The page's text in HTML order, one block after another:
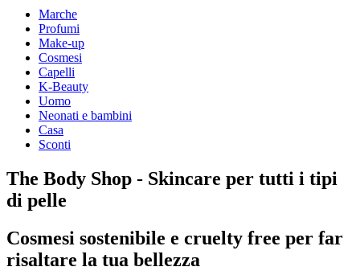
Marche
Profumi
Make-up
Cosmesi
Capelli
K-Beauty
Uomo
Neonati e bambini
Casa
Sconti
The Body Shop - Skincare per tutti i tipi
di pelle
Cosmesi sostenibile e cruelty free per far
risaltare la tua bellezza